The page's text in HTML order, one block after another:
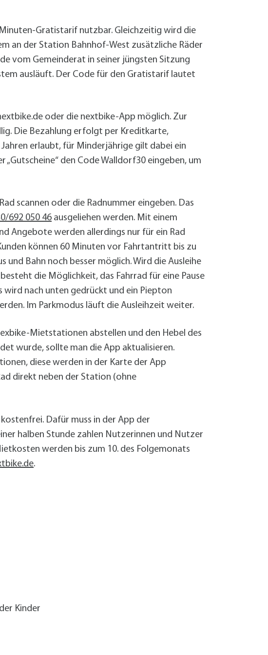
Gratistarif nutzbar. Gleichzeitig wird die
an der Station Bahnhof-West zusätzliche Räder
vom Gemeinderat in seiner jüngsten Sitzung
ausläuft. Der Code für den Gratistarif lautet
oder die nextbike-App möglich. Zur
Die Bezahlung erfolgt per Kreditkarte,
erlaubt, für Minderjährige gilt dabei ein
den Code Walldorf30 eingeben, um
scannen oder die Radnummer eingeben. Das
692 050 46 ausgeliehen werden. Mit einem
Angebote werden allerdings nur für ein Rad
können 60 Minuten vor Fahrtantritt bis zu
Bahn noch besser möglich. Wird die Ausleihe
die Möglichkeit, das Fahrrad für eine Pause
wird nach unten gedrückt und ein Piepton
Im Parkmodus läuft die Ausleihzeit weiter.
Mietstationen abstellen und den Hebel des
wurde, sollte man die App aktualisieren.
diese werden in der Karte der App
direkt neben der Station (ohne
Dafür muss in der App der
halben Stunde zahlen Nutzerinnen und Nutzer
werden bis zum 10. des Folgemonats
.
Kinder